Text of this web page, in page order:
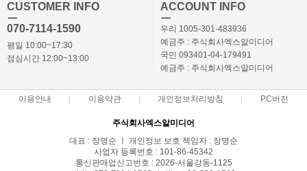
CUSTOMER INFO
ㅡ
070-7114-1590
평일 10:00~17:30
점심시간 12:00~13:00
ACCOUNT INFO
ㅡ
우리 1005-301-483936
예금주 : 주식회사엑스알미디어
국민 093401-04-179491
예금주 : 주식회사엑스알미디어
이용안내 이용약관 개인정보처리방침 PC버전
주식회사엑스알미디어
대표 : 장명순 ㅣ 개인정보 보호 책임자 : 장명순
사업자 등록번호 : 101-86-45342
통신판매업신고번호 : 2026-서울강동-1125